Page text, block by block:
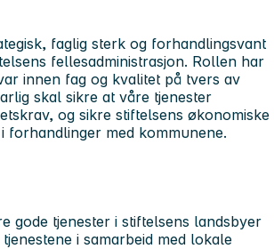
faglig sterk og forhandlingsvant
fellesadministrasjon. Rollen har
innen fag og kvalitet på tvers av
skal sikre at våre tjenester
og sikre stiftelsens økonomiske
forhandlinger med kommunene.
gode tjenester i stiftelsens landsbyer
i samarbeid med lokale